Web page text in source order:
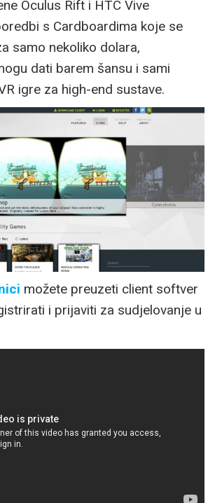
Oculus Rift i HTC Vive
s Cardboardima koje se
samo nekoliko dolara,
dati barem šansu i sami
igre za high-end sustave.
možete preuzeti client softver
i prijaviti za sudjelovanje u